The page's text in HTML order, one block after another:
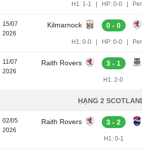
H1: 1-1 HP: 0-0
15/07
2026
Kilmarnock 0 - 0
H1: 0-0 HP: 0-0
11/07
2026
Raith Rovers 3 - 1
H1: 2-0
HẠNG 2
02/05
2026
Raith Rovers 3 - 2
H1: 0-1